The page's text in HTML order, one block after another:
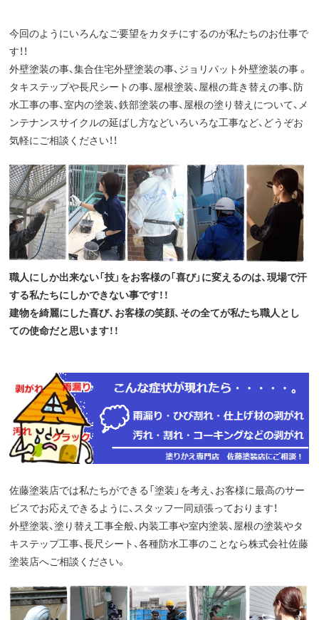
今回のようにいろんなご要望をカタチにするのが私たちのお仕事で
す！！
外壁塗装の事、集合住宅外壁塗装の事、ジョリパット外壁塗装の事 。
タキステップや長尺シートの事、屋根塗装、屋根の葺き替えの事、防
水工事の事、室内の塗装、鉄部塗装の事、屋根の塗り替えについて、メ
ンテナンスサイクルの延ばし方などいろいろな工事など、どうぞお
気軽にご相談ください！！
職人にしか出来ない「技」をお客様の「喜び」に変えるのは、現場で汗
する私たちにしかできない事です！！
建物を綺麗にした喜び、お客様の笑顔、その全てが私たち職人とし
ての使命だと思います！！
佐藤塗装店では私たちができる「塗装」を考え、お客様に最高のサー
ビスでお応えできるように、スタッフ一同頑張っております！
外壁塗装、塗り替え工事全般、内装工事や室内塗装、屋根の塗装やタ
キステップ工事、長尺シート、各種防水工事のことなら株式会社佐藤
塗装店へご相談ください。